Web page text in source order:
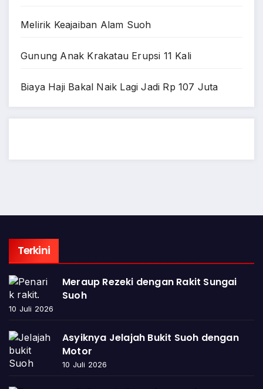
Melirik Keajaiban Alam Suoh
Gunung Anak Krakatau Erupsi 11 Kali
Biaya Haji Bakal Naik Lagi Jadi Rp 107 Juta
Terkini
Meraup Rezeki dengan Rakit Sungai
Suoh
10 Juli 2026
Asyiknya Jelajah Bukit Suoh dengan
Motor
10 Juli 2026